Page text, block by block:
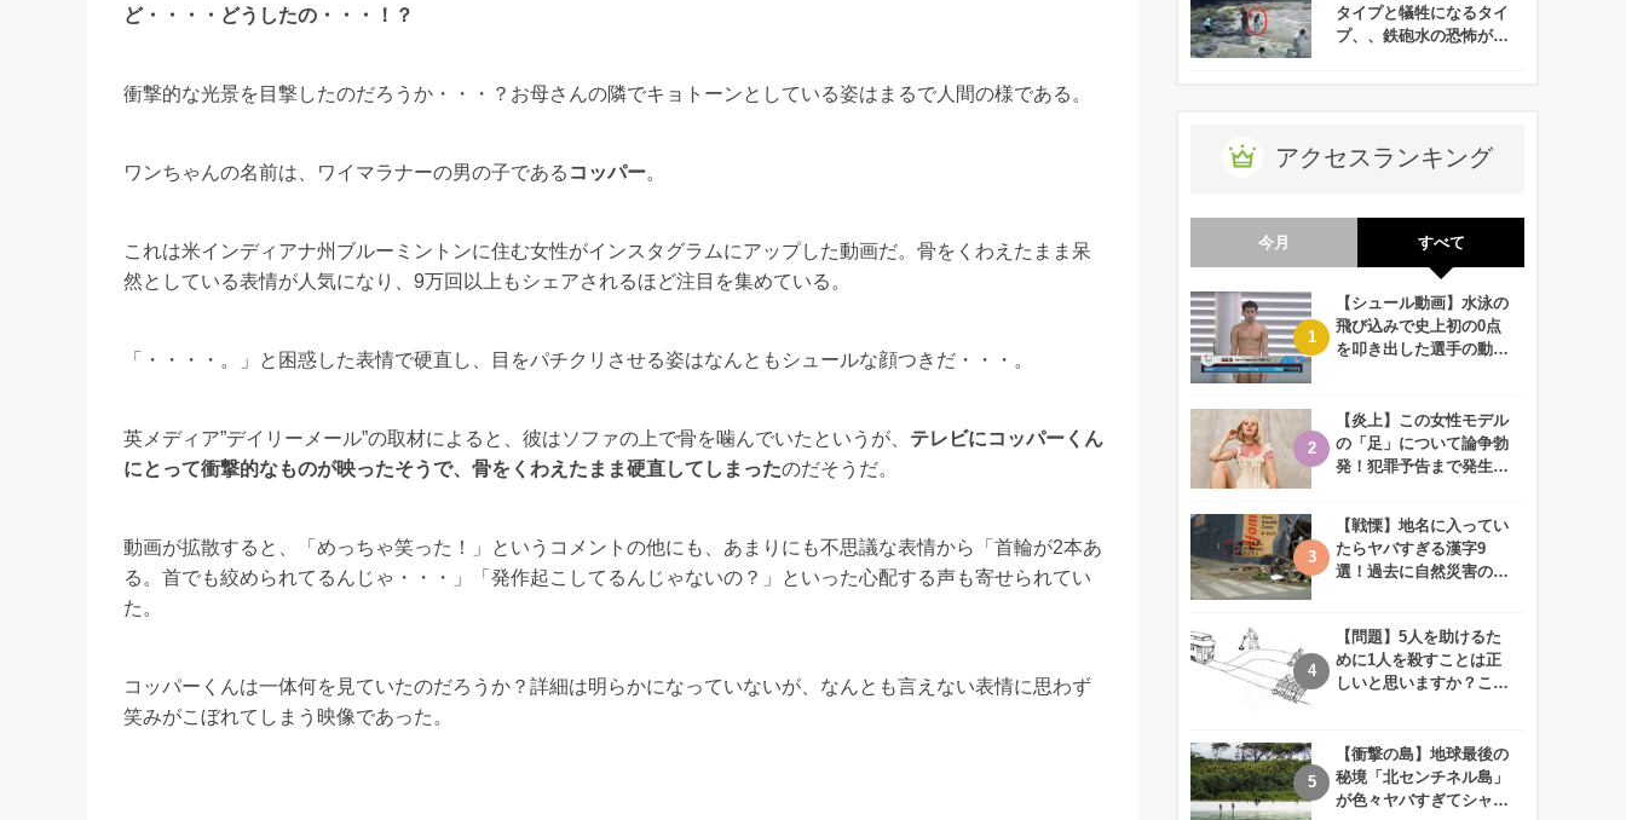
ど・・・・どうしたの・・・！？
衝撃的な光景を目撃したのだろうか・・・？お母さんの隣でキョトーンとしている姿はまるで人間の様である。
ワンちゃんの名前は、ワイマラナーの男の子である コッパー。
これは米インディアナ州ブルーミントンに住む女性がインスタグラムにアップした動画だ。骨をくわえたまま呆
然としている表情が人気になり、9万回以上もシェアされるほど注目を集めている。
「・・・・。」と困惑した表情で硬直し、目をパチクリさせる姿はなんともシュールな顔つきだ・・・。
英メディア”デイリーメール”の取材によると、彼はソファの上で骨を噛んでいたというが、 テレビにコッパーくん
にとって衝撃的なものが映ったそうで、骨をくわえたまま硬直してしまったのだそうだ。
動画が拡散すると、「めっちゃ笑った！」というコメントの他にも、あまりにも不思議な表情から「首輪が2本あ
る。首でも絞められてるんじゃ・・・」「発作起こしてるんじゃないの？」といった心配する声も寄せられてい
た。
コッパーくんは一体何を見ていたのだろうか？詳細は明らかになっていないが、なんとも言えない表情に思わず
笑みがこぼれてしまう映像であった。
タイプと犠牲になるタイ
プ、、鉄砲水の恐怖がよ
アクセスランキング
今月 すべて
【シュール動画】水泳の
飛び込みで史上初の0点
を叩き出した選手の動画
【炎上】この女性モデル
の「足」について論争勃
発！犯罪予告まで発生す
【戦慄】地名に入ってい
たらヤバすぎる漢字9
選！過去に自然災害の歴
【問題】5人を助けるた
めに1人を殺すことは正
しいと思いますか？この
【衝撃の島】地球最後の
秘境「北センチネル島」
が色々ヤバすぎてシャレ